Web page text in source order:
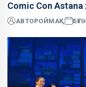
Comic Con
АВТОРОЙМАҚ